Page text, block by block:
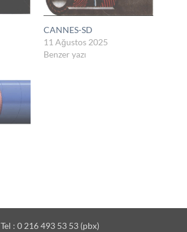
CANNES-SD
11 Ağustos 2025
Benzer yazı
Tel : 0 216 493 53 53 (pbx)